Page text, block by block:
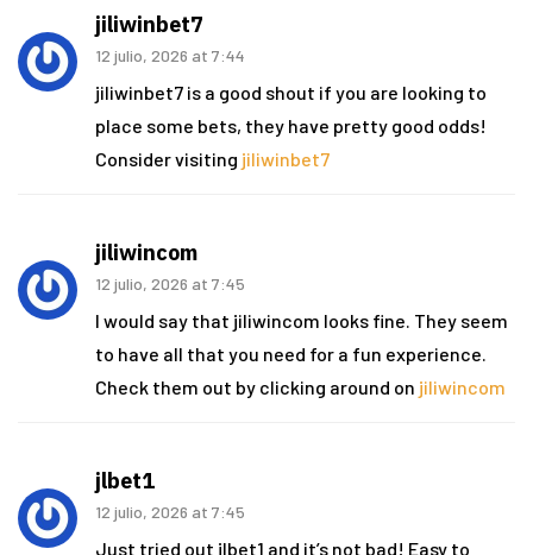
jiliwinbet7
12 julio, 2026 at 7:44
jiliwinbet7 is a good shout if you are looking to
place some bets, they have pretty good odds!
Consider visiting jiliwinbet7
jiliwincom
12 julio, 2026 at 7:45
I would say that jiliwincom looks fine. They seem
to have all that you need for a fun experience.
Check them out by clicking around on jiliwincom
jlbet1
12 julio, 2026 at 7:45
Just tried out jlbet1 and it’s not bad! Easy to